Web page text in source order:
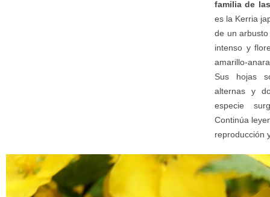
familia de
es la Kerria
de un
intenso y
amarillo-
Sus hojas
alternas y
especie
Continúa
reproducción